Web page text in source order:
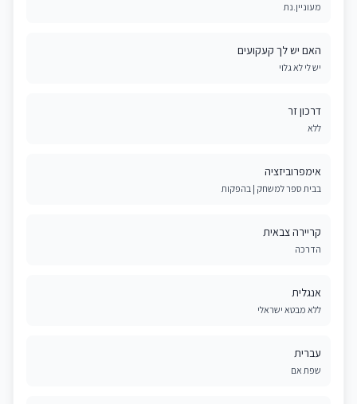
מעוניין.נת
האם יש לך קעקועים
יש לי לא גלוי
דרכון זר
ללא
אימפרוביזציה
בבית ספר למשחק | בהפקות
קריירה צבאית
הדרכה
אנגלית
ללא מבטא ישראלי
עברית
שפת אם